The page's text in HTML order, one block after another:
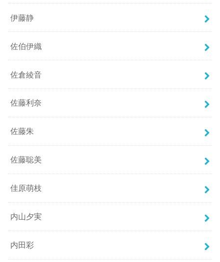
伊藤静
佐伯伊織
佐倉綾音
佐藤利奈
佐藤朱
佐藤聡美
佳原萌枝
内山夕実
内田彩